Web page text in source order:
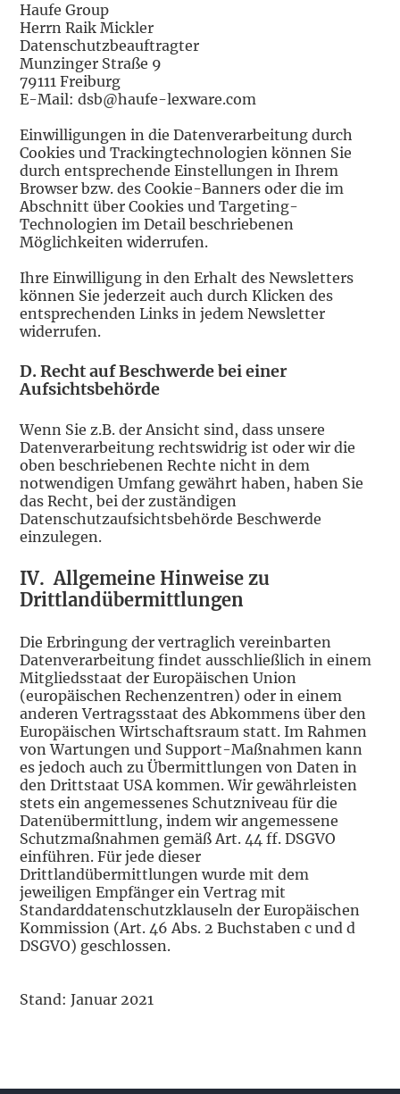
Haufe Group
Herrn Raik Mickler
Datenschutzbeauftragter
Munzinger Straße 9
79111 Freiburg
E-Mail: dsb@haufe-lexware.com
Einwilligungen in die Datenverarbeitung durch
Cookies und Trackingtechnologien können Sie
durch entsprechende Einstellungen in Ihrem
Browser bzw. des Cookie-Banners oder die im
Abschnitt über Cookies und Targeting-
Technologien im Detail beschriebenen
Möglichkeiten widerrufen.
Ihre Einwilligung in den Erhalt des Newsletters
können Sie jederzeit auch durch Klicken des
entsprechenden Links in jedem Newsletter
widerrufen.
D. Recht auf Beschwerde bei einer
Aufsichtsbehörde
Wenn Sie z.B. der Ansicht sind, dass unsere
Datenverarbeitung rechtswidrig ist oder wir die
oben beschriebenen Rechte nicht in dem
notwendigen Umfang gewährt haben, haben Sie
das Recht, bei der zuständigen
Datenschutzaufsichtsbehörde Beschwerde
einzulegen.
IV.Allgemeine Hinweise zu
Drittlandübermittlungen
Die Erbringung der vertraglich vereinbarten
Datenverarbeitung findet ausschließlich in einem
Mitgliedsstaat der Europäischen Union
(europäischen Rechenzentren) oder in einem
anderen Vertragsstaat des Abkommens über den
Europäischen Wirtschaftsraum statt. Im Rahmen
von Wartungen und Support-Maßnahmen kann
es jedoch auch zu Übermittlungen von Daten in
den Drittstaat USA kommen. Wir gewährleisten
stets ein angemessenes Schutzniveau für die
Datenübermittlung, indem wir angemessene
Schutzmaßnahmen gemäß Art. 44 ff. DSGVO
einführen. Für jede dieser
Drittlandübermittlungen wurde mit dem
jeweiligen Empfänger ein Vertrag mit
Standarddatenschutzklauseln der Europäischen
Kommission (Art. 46 Abs. 2 Buchstaben c und d
DSGVO) geschlossen.
Stand: Januar 2021